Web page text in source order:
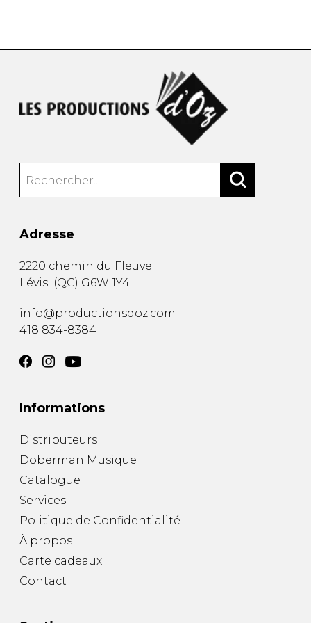
Adresse
2220 chemin du Fleuve
Lévis (QC) G6W 1Y4
info@productionsdoz.com
418 834-8384
Informations
Distributeurs
Doberman Musique
Catalogue
Services
Politique de Confidentialité
À propos
Carte cadeaux
Contact